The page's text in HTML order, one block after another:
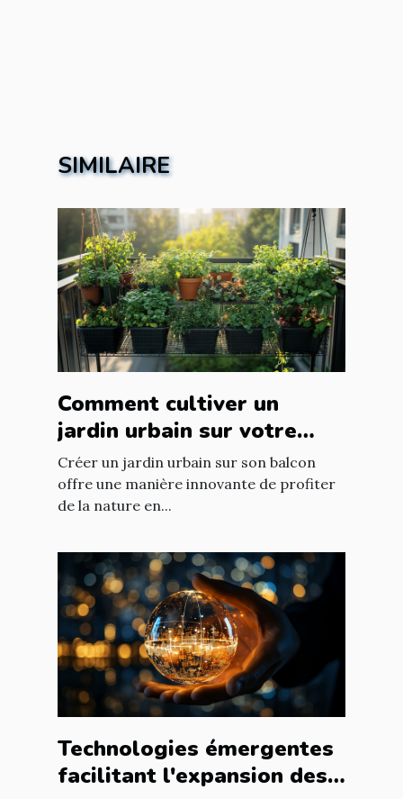
SIMILAIRE
Comment cultiver un
jardin urbain sur votre
balcon
Créer un jardin urbain sur son balcon
offre une manière innovante de profiter
de la nature en...
Technologies émergentes
facilitant l'expansion des